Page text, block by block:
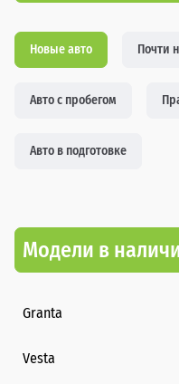
Новые авто Почти
Авто с пробегом
Авто в подготовке
Модели в
Granta
Vesta